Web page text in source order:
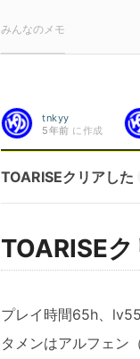
みんなのメモ
tnkyy
5年前 に作成
TOARISEクリアした
TOARISE
プレイ時間65h、
タメンはアルフェン